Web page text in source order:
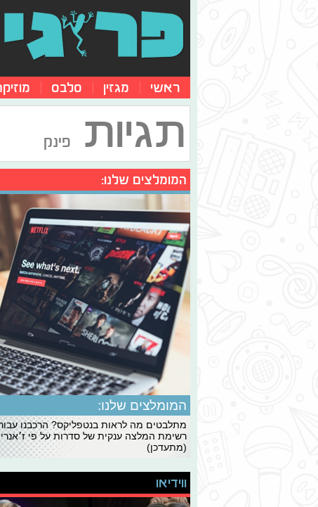
ראשי מגזין סלבס
תגיות פינק
המומלצים שלנו:
המומלצים שלנו:
מתלבטים מה לראות בנטפליקס? הרכבנו
רשימת המלצה ענקית של סדרות על פי
(מתעדכן)
ווידיאו